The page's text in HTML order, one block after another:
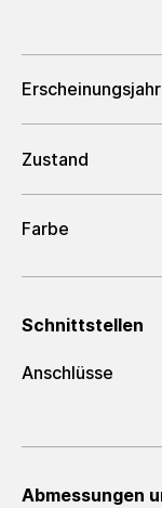
Erscheinungsjahr
Zustand
Farbe
Schnittstellen
Anschlüsse
Abmessungen